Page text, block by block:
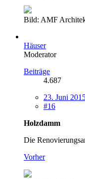
Bild: AMF
Häuser
Moderator
Beiträge
4.687
23. Juni
#16
Holzdamm
Die
Vorher